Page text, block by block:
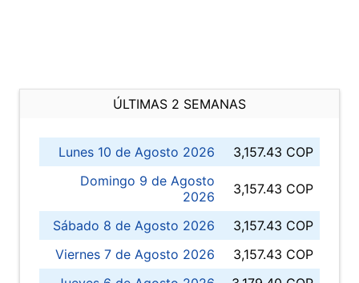
ÚLTIMAS 2 SEMANAS
Lunes 10 de Agosto 2026
3,157.43 COP
Domingo 9 de Agosto
2026
3,157.43 COP
Sábado 8 de Agosto 2026
3,157.43 COP
Viernes 7 de Agosto 2026
3,157.43 COP